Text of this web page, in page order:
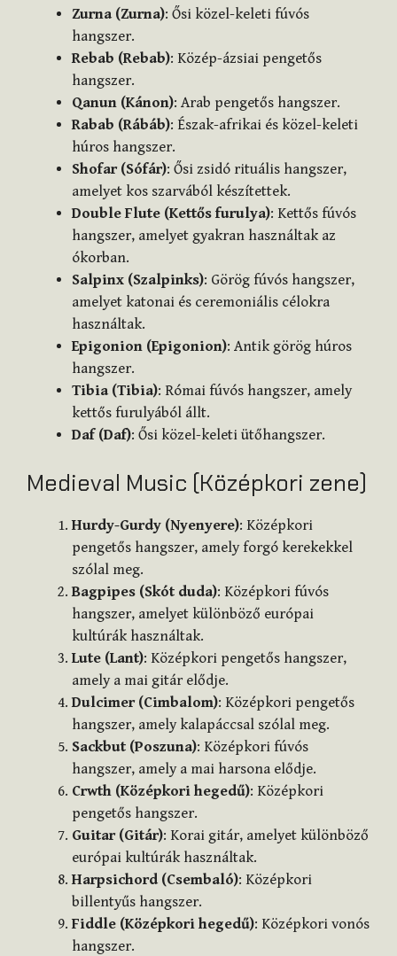
Zurna (Zurna): Ősi közel-keleti fúvós
hangszer.
Rebab (Rebab): Közép-ázsiai pengetős
hangszer.
Qanun (Kánon): Arab pengetős hangszer.
Rabab (Rábáb): Észak-afrikai és közel-keleti
húros hangszer.
Shofar (Sófár): Ősi zsidó rituális hangszer,
amelyet kos szarvából készítettek.
Double Flute (Kettős furulya): Kettős fúvós
hangszer, amelyet gyakran használtak az
ókorban.
Salpinx (Szalpinks): Görög fúvós hangszer,
amelyet katonai és ceremoniális célokra
használtak.
Epigonion (Epigonion): Antik görög húros
hangszer.
Tibia (Tibia): Római fúvós hangszer, amely
kettős furulyából állt.
Daf (Daf): Ősi közel-keleti ütőhangszer.
Medieval Music (Középkori zene)
Hurdy-Gurdy (Nyenyere): Középkori
pengetős hangszer, amely forgó kerekekkel
szólal meg.
Bagpipes (Skót duda): Középkori fúvós
hangszer, amelyet különböző európai
kultúrák használtak.
Lute (Lant): Középkori pengetős hangszer,
amely a mai gitár elődje.
Dulcimer (Cimbalom): Középkori pengetős
hangszer, amely kalapáccsal szólal meg.
Sackbut (Poszuna): Középkori fúvós
hangszer, amely a mai harsona elődje.
Crwth (Középkori hegedű): Középkori
pengetős hangszer.
Guitar (Gitár): Korai gitár, amelyet különböző
európai kultúrák használtak.
Harpsichord (Csembaló): Középkori
billentyűs hangszer.
Fiddle (Középkori hegedű): Középkori vonós
hangszer.